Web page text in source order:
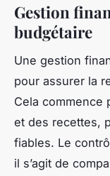
Gestion
budgétaire
Une gestion
pour assurer la
Cela commence
et des recettes,
fiables. Le
il s’agit de